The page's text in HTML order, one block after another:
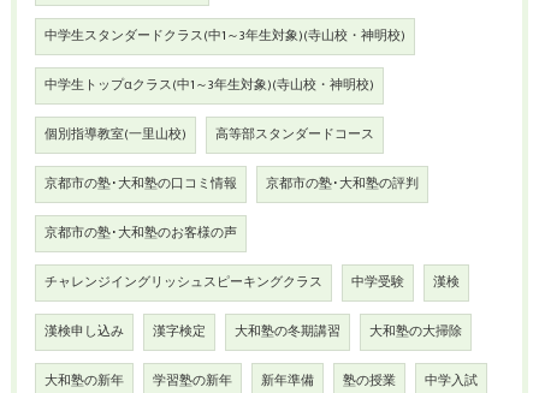
中学生スタンダードクラス(中1～3年生対象)(寺山校・神明校)
中学生トップαクラス(中1～3年生対象)(寺山校・神明校)
個別指導教室(一里山校) 高等部スタンダードコース
京都市の塾･大和塾の口コミ情報 京都市の塾･大和塾の評判
京都市の塾･大和塾のお客様の声
チャレンジイングリッシュスピーキングクラス 中学受験 漢検
漢検申し込み 漢字検定 大和塾の冬期講習 大和塾の大掃除
大和塾の新年 学習塾の新年 新年準備 塾の授業 中学入試